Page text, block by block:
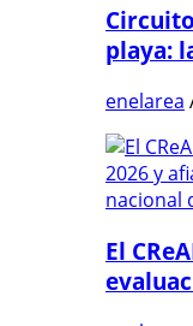
playa:
enelarea
El